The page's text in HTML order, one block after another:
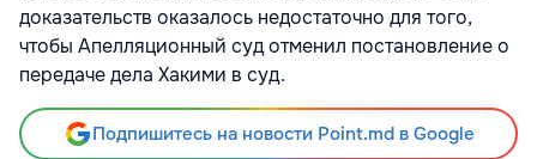
доказательств оказалось недостаточно для того,
чтобы Апелляционный суд отменил постановление о
передаче дела Хакими в суд.
Подпишитесь на новости Point.md в Google